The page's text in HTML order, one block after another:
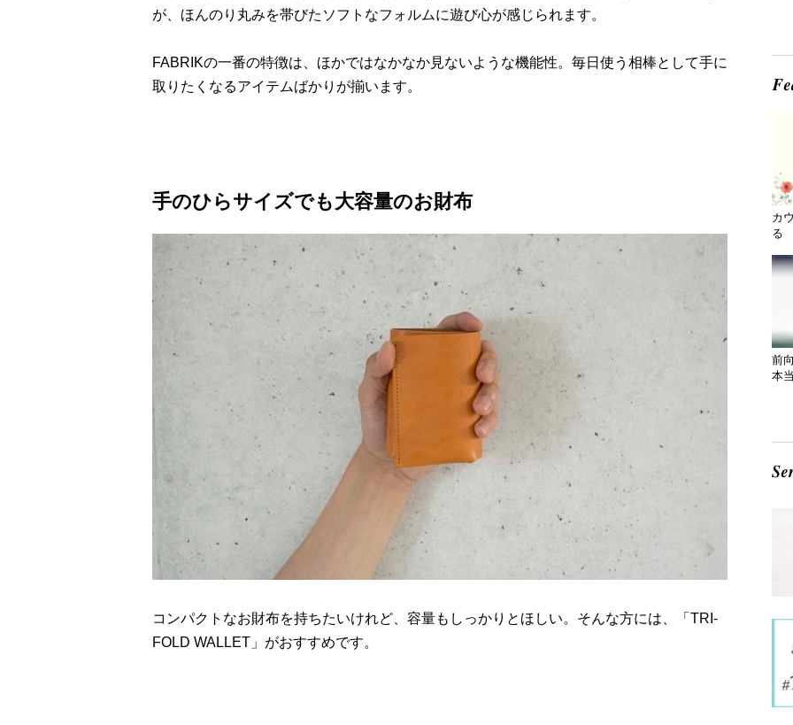
が、ほんのり丸みを帯びたソフトなフォルムに遊び心が感じられます。
FABRIKの一番の特徴は、ほかではなかなか見ないような機能性。毎日使う相棒として手に
取りたくなるアイテムばかりが揃います。
手のひらサイズでも大容量のお財布
コンパクトなお財布を持ちたいけれど、容量もしっかりとほしい。そんな方には、「TRI-
FOLD WALLET」がおすすめです。
カ
る
前
本